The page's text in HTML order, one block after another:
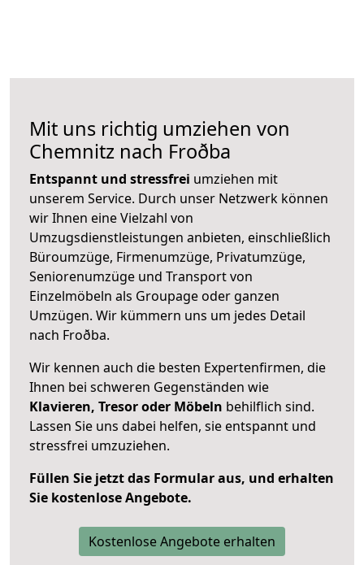
Mit uns richtig umziehen von
Chemnitz nach Froðba
Entspannt und stressfrei umziehen mit
unserem Service. Durch unser Netzwerk können
wir Ihnen eine Vielzahl von
Umzugsdienstleistungen anbieten, einschließlich
Büroumzüge, Firmenumzüge, Privatumzüge,
Seniorenumzüge und Transport von
Einzelmöbeln als Groupage oder ganzen
Umzügen. Wir kümmern uns um jedes Detail
nach Froðba.
Wir kennen auch die besten Expertenfirmen, die
Ihnen bei schweren Gegenständen wie
Klavieren, Tresor oder Möbeln behilflich sind.
Lassen Sie uns dabei helfen, sie entspannt und
stressfrei umzuziehen.
Füllen Sie jetzt das Formular aus, und erhalten
Sie kostenlose Angebote.
Kostenlose Angebote erhalten